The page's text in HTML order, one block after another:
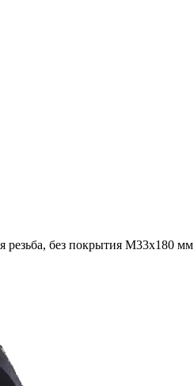
резьба, без покрытия M33x180 мм